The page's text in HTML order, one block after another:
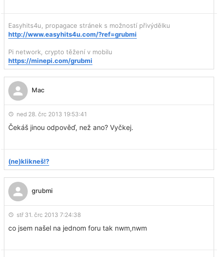
Easyhits4u, propagace stránek s možností přivýdělku
http://www.easyhits4u.com/?ref=grubmi
Pi network, crypto těžení v mobilu
https://minepi.com/grubmi
Mac
ned 28. črc 2013 19:53:41
Čekáš jinou odpověď, než ano? Vyčkej.
(ne)klikneš!?
grubmi
stř 31. črc 2013 7:24:38
co jsem našel na jednom foru tak nwm,nwm